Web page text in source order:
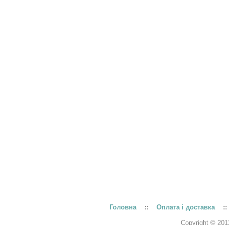
Головна:: Оплата і доставка
Copyright ©